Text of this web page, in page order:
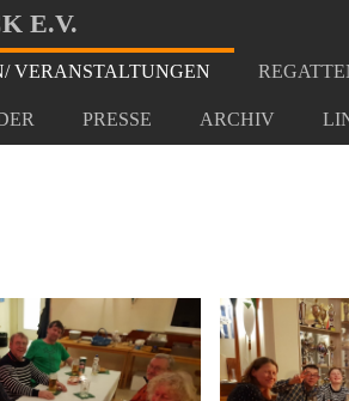
E.V.
VERANSTALTUNGEN
PRESSE ARCHIV